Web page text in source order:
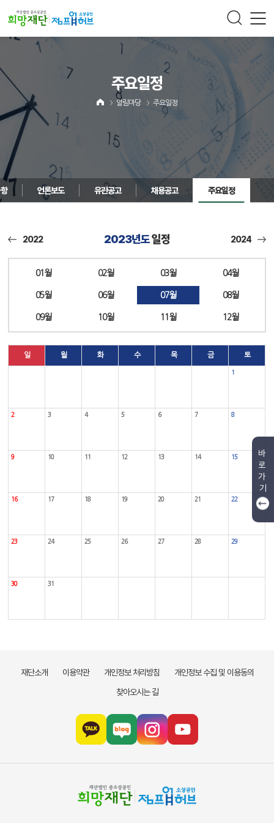
주요일정
알림마당 주요일정
언론보도 유관공고 채용공고 주요일정
2022 2023년도일정 2024
01월 02월 03월 04월
05월 06월 07월 08월
09월 10월 11월 12월
일 월 화 수 목 금 토
1
2 3 4 5 6 7 8
9 10 11 12 13 14 15
16 17 18 19 20 21 22
23 24 25 26 27 28 29
30 31
재단소개 이용약관 개인정보 처리방침
개인정보 수집 및 이용동의
찾아오시는 길
바
로
가
기